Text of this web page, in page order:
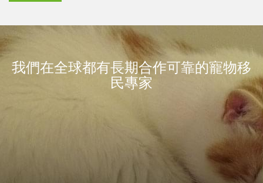
我們在全球都有長期合作可靠的寵物移
民專家